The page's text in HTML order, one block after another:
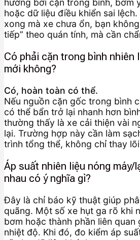
hưởng bởi cặn trong bình, bơm
hoặc dữ liệu điều khiển sai
xong mà xe chưa ổn, bạn
tiếp” theo quán tính, mà cần
Có phải cặn trong bình nhiên
mới không?
Có, hoàn toàn có thể.
Nếu nguồn cặn gốc trong bình
có thể bẩn trở lại nhanh hơn
thường thấy là xe cải thiện vài
lại. Trường hợp này cần làm
trình tổng thể, không chỉ thay
Áp suất nhiên liệu nóng máy/
nhau có ý nghĩa gì?
Đây là chỉ báo kỹ thuật giúp
quãng. Một số xe hụt ga rõ khi
bơm hoặc thành phần liên quan
nhiệt độ. Khi đó, đo kiểm áp